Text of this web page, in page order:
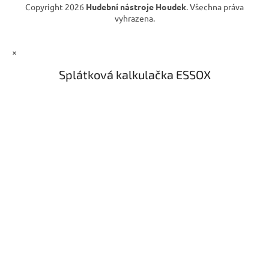
Copyright 2026 Hudební nástroje Houdek. Všechna práva
vyhrazena.
×
Splátková kalkulačka ESSOX